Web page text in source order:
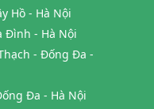
Hồ - Hà Nội
Đình - Hà Nội
- Đống Đa -
Đa - Hà Nội